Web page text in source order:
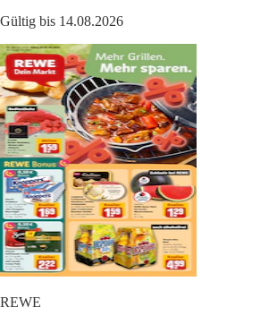
Gültig bis 14.08.2026
REWE